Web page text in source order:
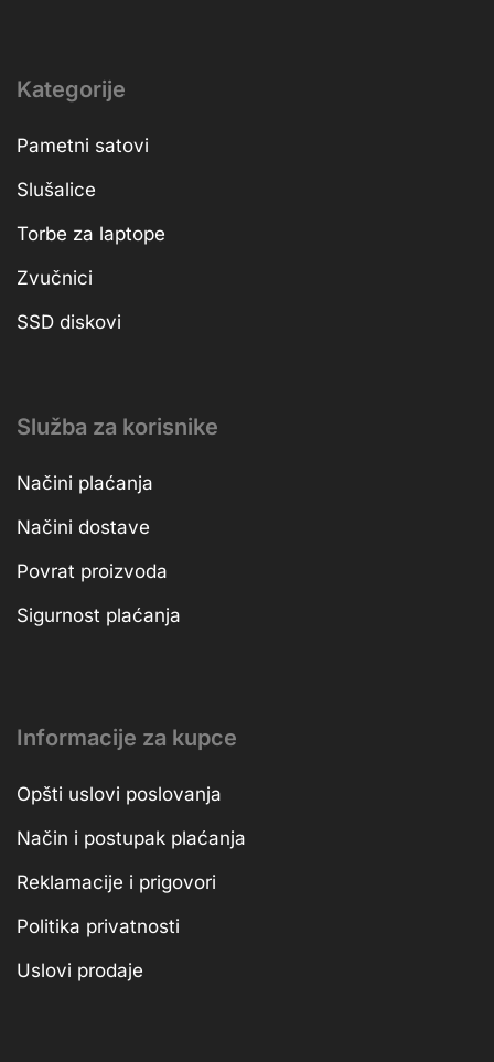
Kategorije
Pametni satovi
Slušalice
Torbe za laptope
Zvučnici
SSD diskovi
Služba za korisnike
Načini plaćanja
Načini dostave
Povrat proizvoda
Sigurnost plaćanja
Informacije za kupce
Opšti uslovi poslovanja
Način i postupak plaćanja
Reklamacije i prigovori
Politika privatnosti
Uslovi prodaje